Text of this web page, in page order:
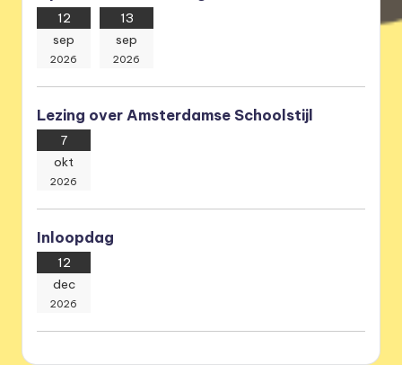
12
sep
2026
13
sep
2026
Lezing over Amsterdamse Schoolstijl
7
okt
2026
Inloopdag
12
dec
2026